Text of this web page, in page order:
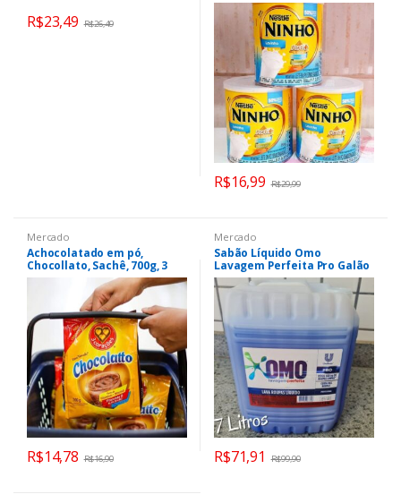
R$23,49 R$26,49
R$16,99 R$29,99
Mercado
Achocolatado em pó,
Chocollato, Sachê, 700g, 3
Corações
R$14,78 R$16,90
Mercado
Sabão Líquido Omo
Lavagem Perfeita Pro Galão
7 Litros – 1 Unidade
R$71,91 R$99,90